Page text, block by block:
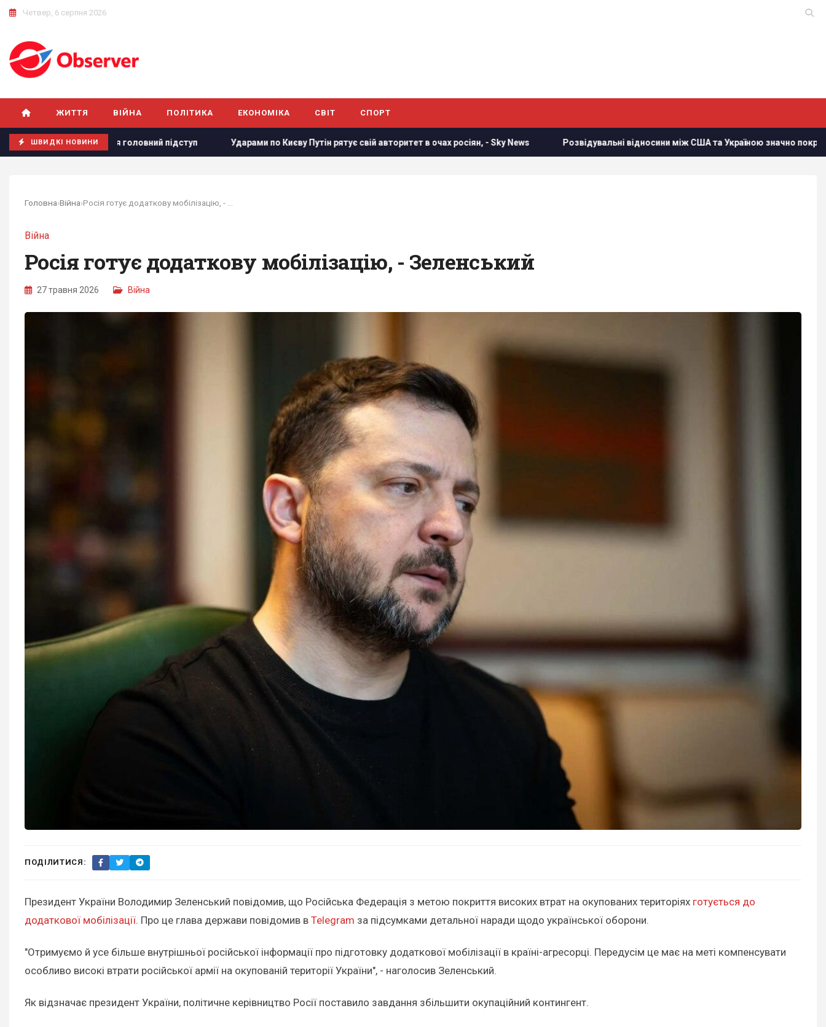
Четвер, 6 серпня 2026
ЖИТТЯ ВІЙНА ПОЛІТИКА ЕКОНОМІКА СВІТ СПОРТ
ШВИДКІ НОВИНИ
головний підступ Ударами по Києву Путін рятує свій авторитет в очах росіян, - Sky News Розвідувальні відносини між США та Україною значно покращилися, - Politico
Головна›Війна›
Війна
Росія готує додаткову мобілізацію, - Зеленський
27 травня 2026 Війна
ПОДІЛИТИСЯ:
Президент України Володимир Зеленський повідомив, що Російська Федерація з метою покриття високих втрат на окупованих територіях готується до
додаткової мобілізації. Про це глава держави повідомив в Telegram за підсумками детальної наради щодо української оборони.
"Отримуємо й усе більше внутрішньої російської інформації про підготовку додаткової мобілізації в країні-агресорці. Передусім це має на меті компенсувати
особливо високі втрати російської армії на окупованій території України", - наголосив Зеленський.
Як відзначає президент України, політичне керівництво Росії поставило завдання збільшити окупаційний контингент.